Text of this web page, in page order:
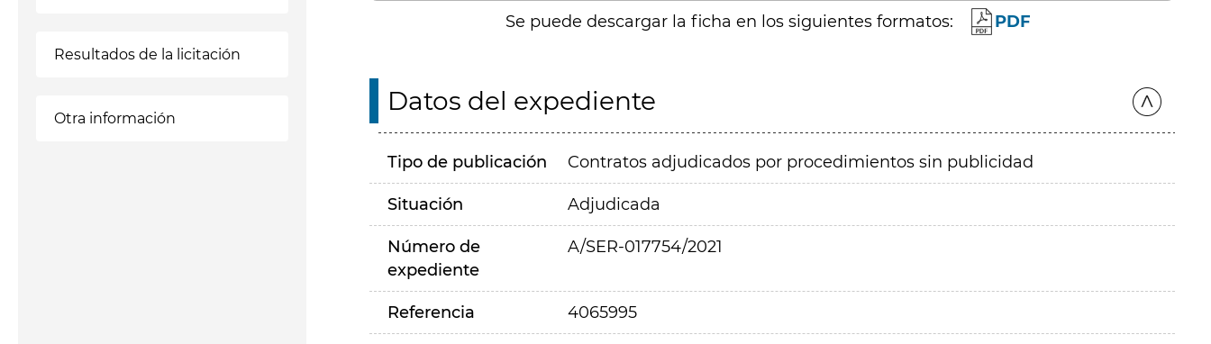
Resultados de la licitación
Otra información
Se puede descargar la ficha en los siguientes formatos: PDF
Datos del expediente
Tipo de publicación Contratos adjudicados por procedimientos sin publicidad
Situación Adjudicada
Número de
expediente
A/SER-017754/2021
Referencia 4065995